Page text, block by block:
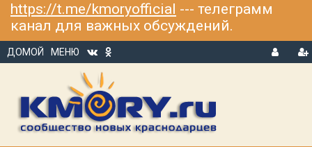
https://t.me/kmoryofficial --- телеграмм
канал для важных обсуждений.
ДОМОЙ
МЕНЮ
В
Р